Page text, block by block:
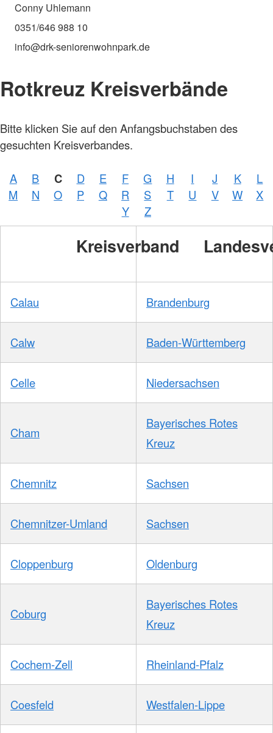
Conny Uhlemann
0351/646 988 10
info@drk-seniorenwohnpark.de
Rotkreuz Kreisverbände
Bitte klicken Sie auf den Anfangsbuchstaben des
gesuchten Kreisverbandes.
A B C D E F G H I J K
L
M
N O P Q R S T U V W
X
Y
Z
Kreisverband
Calau Brandenburg
Calw Baden-Württemberg
Celle Niedersachsen
Cham
Bayerisches Rotes
Kreuz
Chemnitz Sachsen
Chemnitzer-Umland Sachsen
Cloppenburg Oldenburg
Coburg
Bayerisches Rotes
Kreuz
Cochem-Zell Rheinland-Pfalz
Coesfeld Westfalen-Lippe